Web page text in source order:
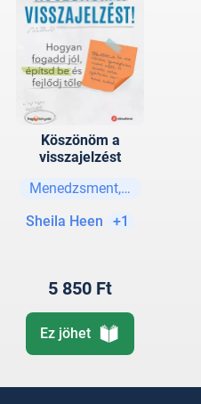
Köszönöm a
visszajelzést
Menedzsment, vezetési
Sheila Heen
+1
5 850 Ft
Ez jöhet